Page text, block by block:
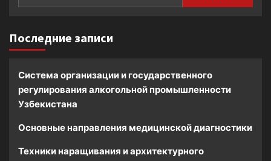
Последние записи
Система организации и государственного
регулирования алкогольной промышленности
Узбекистана
Основные направления медицинской диагностики
Техники наращивания и архитектурного